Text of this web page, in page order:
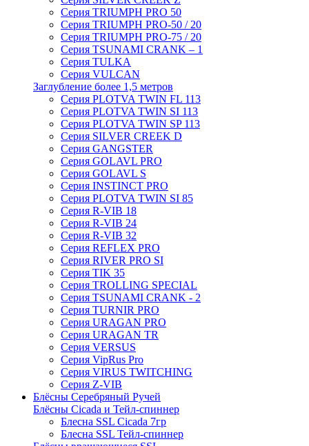
Серия TRIUMPH PRO 50
Серия TRIUMPH PRO-50 / 20
Серия TRIUMPH PRO-75 / 20
Серия TSUNAMI CRANK – 1
Серия TULKA
Серия VULCAN
Заглубление более 1,5 метров
Серия PLOTVA TWIN FL 113
Серия PLOTVA TWIN SI 113
Серия PLOTVA TWIN SP 113
Серия SILVER CREEK D
Серия GANGSTER
Серия GOLAVL PRO
Серия GOLAVL S
Серия INSTINCT PRO
Серия PLOTVA TWIN SI 85
Серия R-VIB 18
Серия R-VIB 24
Серия R-VIB 32
Серия REFLEX PRO
Серия RIVER PRO SI
Серия TIK 35
Серия TROLLING SPECIAL
Серия TSUNAMI CRANK - 2
Серия TURNIR PRO
Серия URAGAN PRO
Серия URAGAN TR
Серия VERSUS
Серия VipRus Pro
Серия VIRUS TWITCHING
Серия Z-VIB
Блёсны Серебряный Ручей
Блёсны Cicada и Тейл-спиннер
Блесна SSL Cicada 7гр
Блесна SSL Тейл-спиннер